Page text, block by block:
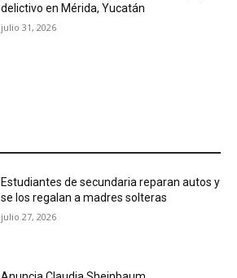
delictivo en Mérida, Yucatán
julio 31, 2026
Estudiantes de secundaria reparan autos y
se los regalan a madres solteras
julio 27, 2026